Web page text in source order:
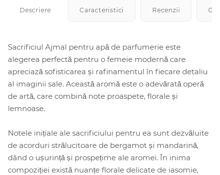
Descriere Caracteristici Recenzii
Sacrificiul Ajmal pentru apă de parfumerie este
alegerea perfectă pentru o femeie modernă care
apreciază sofisticarea și rafinamentul în fiecare detaliu
al imaginii sale. Această aromă este o adevărată operă
de artă, care combină note proaspete, florale și
lemnoase.
Notele inițiale ale sacrificiului pentru ea sunt dezvăluite
de acorduri strălucitoare de bergamot și mandarină,
dând o ușurință și prospețime ale aromei. În inima
compoziției există nuanțe florale delicate de iasomie,